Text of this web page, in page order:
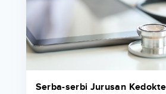
Serba-serbi Jurusan